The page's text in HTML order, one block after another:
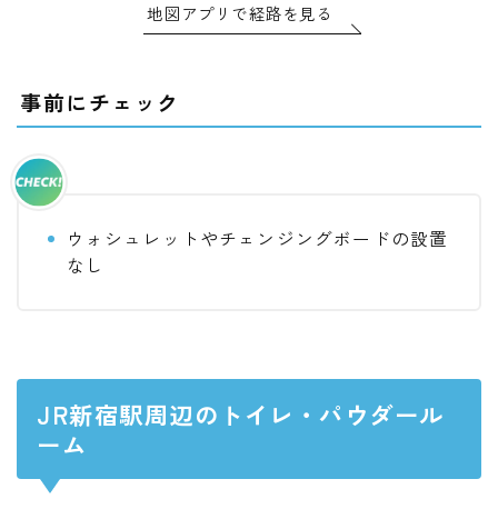
地図アプリで経路を見る
事前にチェック
ウォシュレットやチェンジングボードの設置
なし
JR新宿駅周辺のトイレ・パウダール
ーム